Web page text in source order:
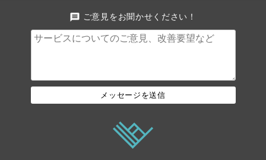
message ご意見をお聞かせください！
メッセージを送信